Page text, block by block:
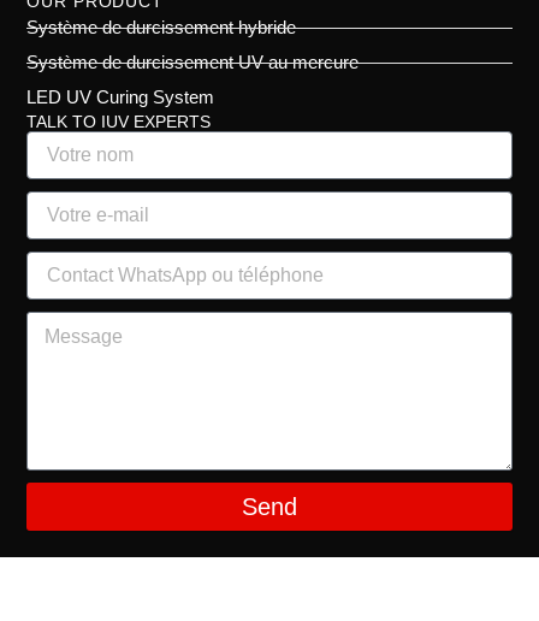
Système de durcissement hybride
Système de durcissement UV au mercure
LED UV Curing System
TALK TO IUV EXPERTS
Send